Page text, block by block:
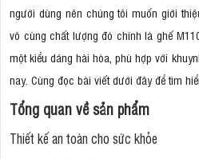
người dùng nên chúng tôi muốn giới
vô cùng chất lượng đó chính là ghế
một kiểu dáng hài hòa, phù hợp với
nay. Cùng đọc bài viết dưới đây để tìm
Tổng quan về sản phẩm
Thiết kế an toàn cho sức khỏe